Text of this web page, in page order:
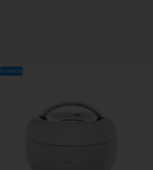
Kolekcia